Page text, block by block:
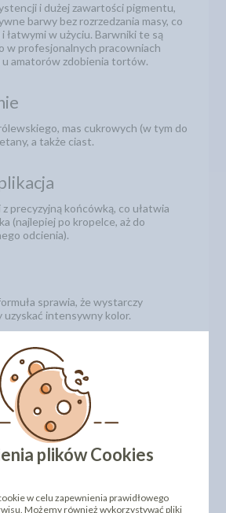
i dużej zawartości pigmentu,
barwy bez rozrzedzania masy, co
łatwymi w użyciu. Barwniki te są
w profesjonalnych pracowniach
u amatorów zdobienia tortów.
mas cukrowych (w tym do
a także ciast.
precyzyjną końcówką, co ułatwia
(najlepiej po kropelce, aż do
odcienia).
sprawia, że wystarczy
uzyskać intensywny kolor.
w wodzie, często bezglutenowy.
palecie kolorystycznej, w tym
neonowe oraz cieliste.
plików Cookies
w celu zapewnienia prawidłowego
Możemy również wykorzystywać pliki